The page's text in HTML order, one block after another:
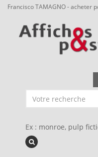
Francisco TAMAGNO - acheter
Ex : monroe, pulp